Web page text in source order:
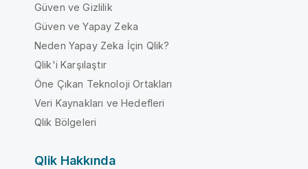
Güven ve Gizlilik
Güven ve Yapay Zeka
Neden Yapay Zeka İçin Qlik?
Qlik'i Karşılaştır
Öne Çıkan Teknoloji Ortakları
Veri Kaynakları ve Hedefleri
Qlik Bölgeleri
Qlik Hakkında